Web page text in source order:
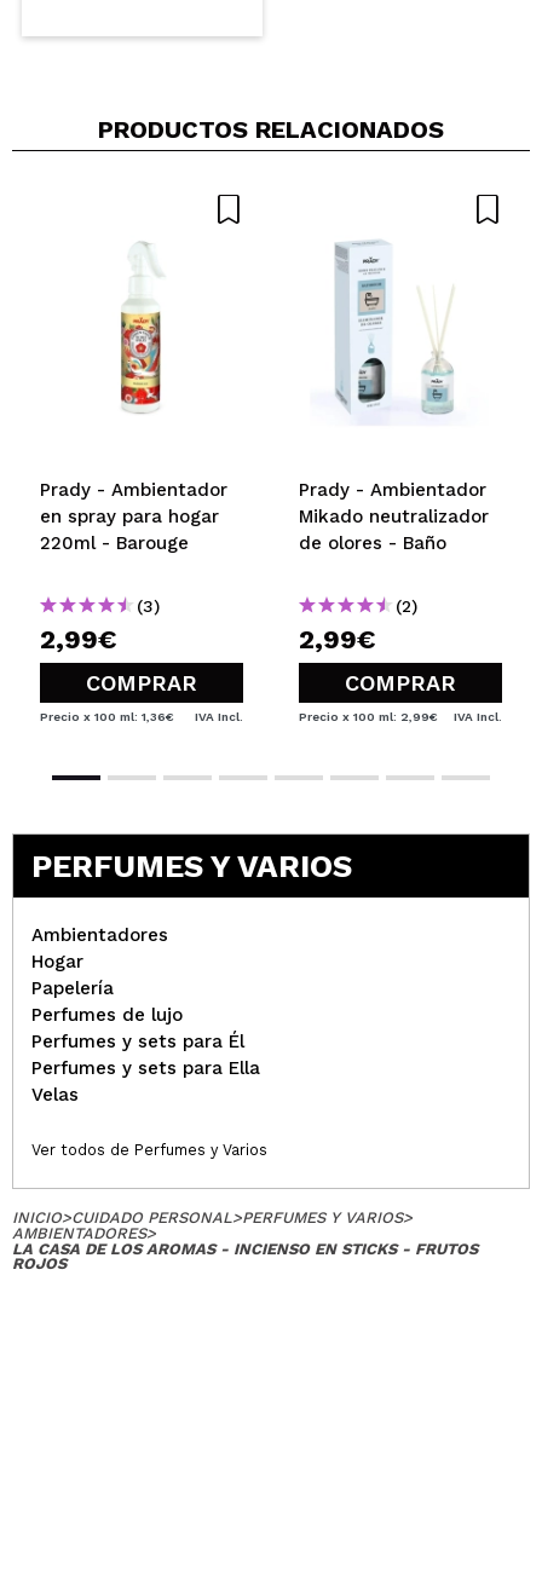
PRODUCTOS RELACIONADOS
Prady - Ambientador
en spray para hogar
220ml - Barouge
(3)
2,99€
COMPRAR
Precio x 100 ml: 1,36€ IVA Incl.
Prady - Ambientador
Mikado neutralizador
de olores - Baño
(2)
2,99€
COMPRAR
Precio x 100 ml: 2,99€ IVA Incl.
PERFUMES Y VARIOS
Ambientadores
Hogar
Papelería
Perfumes de lujo
Perfumes y sets para Él
Perfumes y sets para Ella
Velas
Ver todos de Perfumes y Varios
INICIO>CUIDADO PERSONAL>PERFUMES Y VARIOS>
AMBIENTADORES>
LA CASA DE LOS AROMAS - INCIENSO EN STICKS - FRUTOS
ROJOS